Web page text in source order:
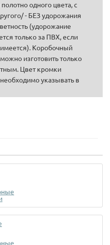
одного цвета, с
- БЕЗ удорожания
(удорожание
только за ПВХ, если
Коробочный
изготовить только
Цвет кромки
указывать в